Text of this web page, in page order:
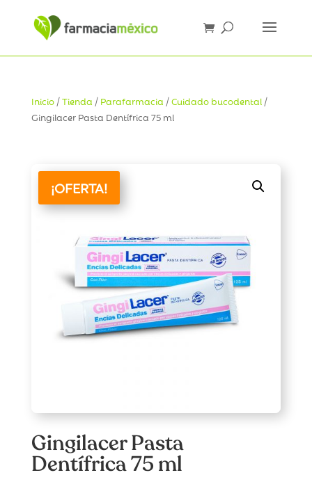
Inicio/Tienda / Parafarmacia /Cuidado bucodental/
Gingilacer Pasta Dentífrica 75 ml
¡OFERTA!
Gingilacer Pasta
Dentífrica 75 ml